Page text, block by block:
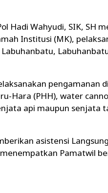
Hadi Wahyudi, SIK, SH
Institusi (MK),
pengamanan
Hara (PHH), water
api maupun senjata
asistensi
Pamatwil